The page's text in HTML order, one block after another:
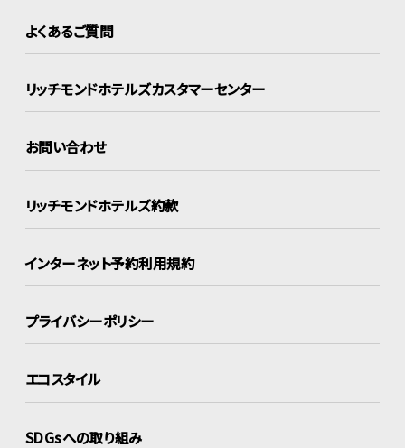
よくあるご質問
リッチモンドホテルズカスタマーセンター
お問い合わせ
リッチモンドホテルズ約款
インターネット予約利用規約
プライバシーポリシー
エコスタイル
SDGsへの取り組み